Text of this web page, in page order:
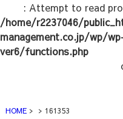
: Attempt to read
/home/r2237046/
management.co.jp/wp/
ver6/functions.php
HOME 161353